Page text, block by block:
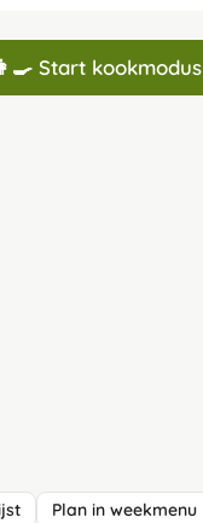
Start kookmodus
Plan in weekmenu